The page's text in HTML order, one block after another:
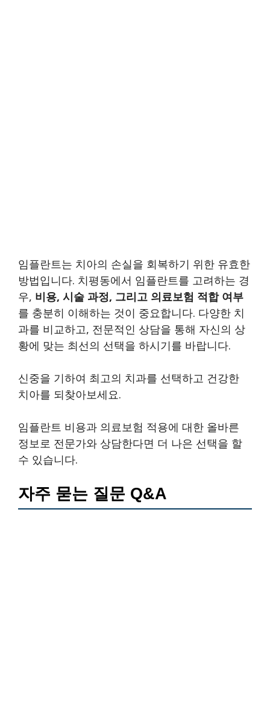
임플란트는 치아의 손실을 회복하기 위한 유효한
방법입니다. 치평동에서 임플란트를 고려하는 경
우, 비용, 시술 과정, 그리고 의료보험 적합 여부
를 충분히 이해하는 것이 중요합니다. 다양한 치
과를 비교하고, 전문적인 상담을 통해 자신의 상
황에 맞는 최선의 선택을 하시기를 바랍니다.
신중을 기하여 최고의 치과를 선택하고 건강한
치아를 되찾아보세요.
임플란트 비용과 의료보험 적용에 대한 올바른
정보로 전문가와 상담한다면 더 나은 선택을 할
수 있습니다.
자주 묻는 질문 Q&A